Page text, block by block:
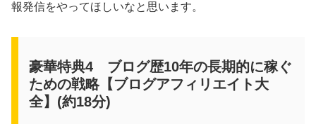
報発信をやってほしいなと思います。
豪華特典4 ブログ歴10年の長期的に稼ぐ
ための戦略【ブログアフィリエイト大
全】(約18分)